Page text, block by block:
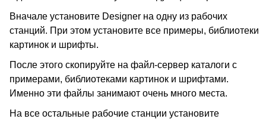
Вначале установите Designer на одну из рабочих
станций. При этом установите все примеры, библиотеки
картинок и шрифты.
После этого скопируйте на файл-сервер каталоги с
примерами, библиотеками картинок и шрифтами.
Именно эти файлы занимают очень много места.
На все остальные рабочие станции установите